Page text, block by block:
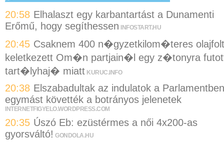
20:58 Elhalaszt egy karbantartást a Dunamenti
Erőmű, hogy segíthessen
INFOSTART.HU
20:45 Csaknem 400 n�gyzetkilom�teres olajfolt
keletkezett Om�n partjain�l egy z�tonyra
tart�lyhaj� miatt KURUC.INFO
20:38 Elszabadultak az indulatok a
egymást követték a botrányos jelenetek
INTERNETFIGYELO.WORDPRESS.COM
20:35 Úszó Eb: ezüstérmes a női 4x200-as
gyorsváltó! GONDOLA.HU